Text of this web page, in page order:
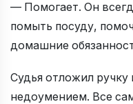
— Помогает. Он
помыть посуду,
домашние
Судья отложил ручку
недоумением. Все